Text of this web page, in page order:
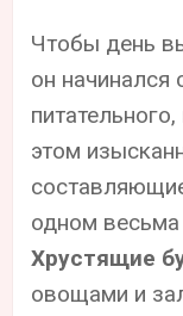
Чтобы день
он начинался
этом
одном
Хрустящие
овощами и